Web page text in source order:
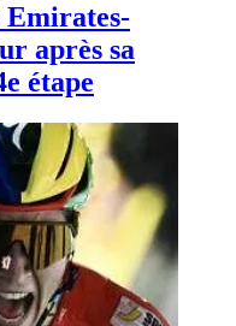
Emirates-
après sa
étape